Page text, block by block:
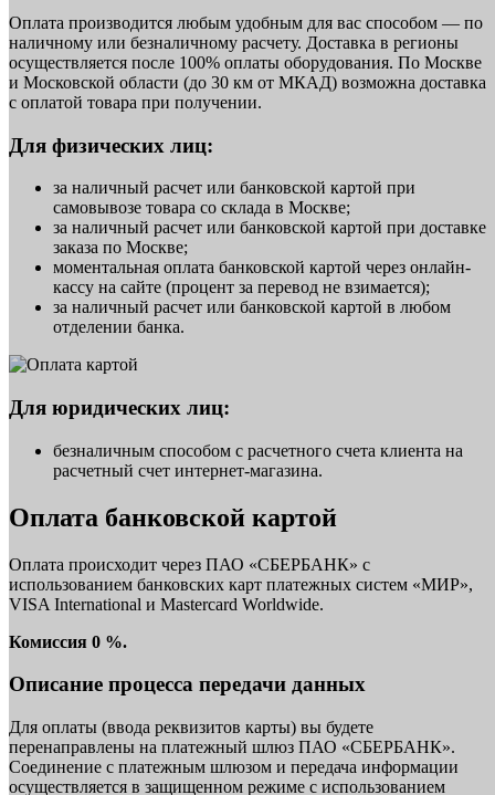
Оплата производится любым удобным для вас способом — по
наличному или безналичному расчету. Доставка в регионы
осуществляется после 100% оплаты оборудования. По Москве
и Московской области (до 30 км от МКАД) возможна доставка
с оплатой товара при получении.
Для физических лиц:
за наличный расчет или банковской картой при
самовывозе товара со склада в Москве;
за наличный расчет или банковской картой при доставке
заказа по Москве;
моментальная оплата банковской картой через онлайн-
кассу на сайте (процент за перевод не взимается);
за наличный расчет или банковской картой в любом
отделении банка.
Для юридических лиц:
безналичным способом с расчетного счета клиента на
расчетный счет интернет-магазина.
Оплата банковской картой
Оплата происходит через ПАО «СБЕРБАНК» с
использованием банковских карт платежных систем «МИР»,
VISA International и Mastercard Worldwide.
Комиссия 0 %.
Описание процесса передачи данных
Для оплаты (ввода реквизитов карты) вы будете
перенаправлены на платежный шлюз ПАО «СБЕРБАНК».
Соединение с платежным шлюзом и передача информации
осуществляется в защищенном режиме с использованием